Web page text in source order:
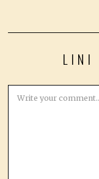
LINI